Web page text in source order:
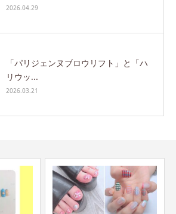
2026.04.29
「パリジェンヌブロウリフト」と「ハ
リウッ...
2026.03.21